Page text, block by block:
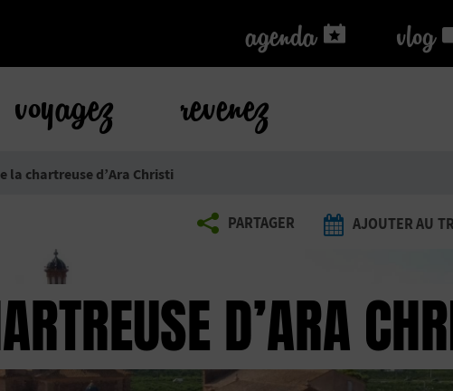
agenda
agenda vlog
vlog
voyagez revenez
la chartreuse d’Ara Christi
D’ARA
PARTAGER AJOUTER AU